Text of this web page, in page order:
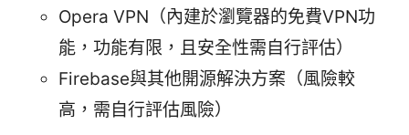
Opera VPN（內建於瀏覽器的免費VPN功
能，功能有限，且安全性需自行評估）
Firebase與其他開源解決方案（風險較
高，需自行評估風險）